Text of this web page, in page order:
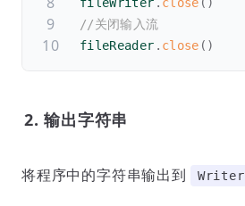
//关闭输入流
fileReader . close ( )
2. 输出字符串
将程序中的字符串输出到 Writer